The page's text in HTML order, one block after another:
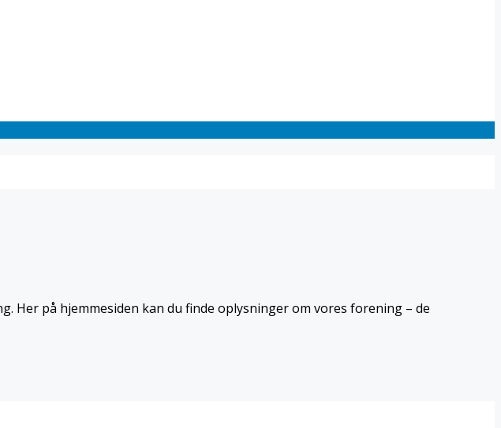
på hjemmesiden kan du finde oplysninger om vores forening – de